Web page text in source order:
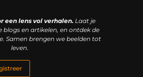
een lens vol verhalen.Laat je
blogs en artikelen, en ontdek de
Samen brengen we beelden tot
leven.